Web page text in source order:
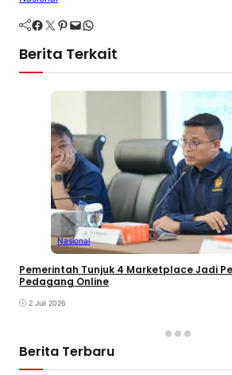
Facebook Twitter Pinterest Mail WhatsApp
Berita Terkait
Nasional
Pemerintah Tunjuk 4 Marketplace Jadi
Pedagang Online
2 Juli 2026
Berita Terbaru